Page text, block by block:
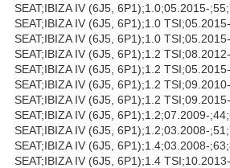
SEAT;IBIZA IV (6J5, 6P1);1.0;05.2015-
SEAT;IBIZA IV (6J5, 6P1);1.0
SEAT;IBIZA IV (6J5, 6P1);1.0
SEAT;IBIZA IV (6J5, 6P1);1.2
SEAT;IBIZA IV (6J5, 6P1);1.2
SEAT;IBIZA IV (6J5, 6P1);1.2
SEAT;IBIZA IV (6J5, 6P1);1.2
SEAT;IBIZA IV (6J5, 6P1);1.2;07.2009-
SEAT;IBIZA IV (6J5, 6P1);1.2;03.2008-
SEAT;IBIZA IV (6J5, 6P1);1.4;03.2008-
SEAT;IBIZA IV (6J5, 6P1);1.4